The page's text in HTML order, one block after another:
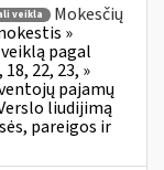
veikla
Mokesčių
»
pagal
22, 23, »
pajamų
liudijimą
pareigos ir